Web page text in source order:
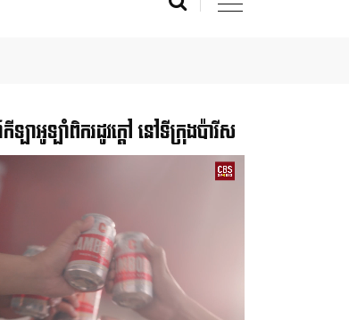
ឡាអូឡាំពិករដូវក្ដៅ នៅទីក្រុងប៉ារីស